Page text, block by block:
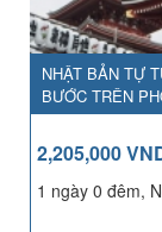
NHẬT BẢN TỰ
BƯỚC TRÊN
2,205,000
1 ngày 0 đêm,